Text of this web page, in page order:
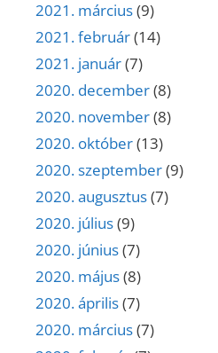
2021. március(9)
2021. február(14)
2021. január(7)
2020. december(8)
2020. november(8)
2020. október(13)
2020. szeptember(9)
2020. augusztus(7)
2020. július(9)
2020. június(7)
2020. május(8)
2020. április(7)
2020. március(7)